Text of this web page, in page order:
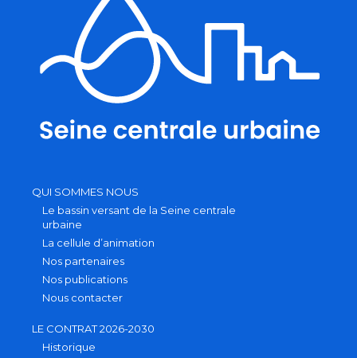
QUI SOMMES NOUS
Le bassin versant de la Seine centrale
urbaine
La cellule d’animation
Nos partenaires
Nos publications
Nous contacter
LE CONTRAT 2026-2030
Historique